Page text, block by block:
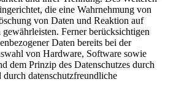
die eine Wahrnehmung von
von Daten und Reaktion auf
Ferner berücksichtigen
Daten bereits bei der
von Hardware, Software sowie
dem Prinzip des Datenschutzes durch
datenschutzfreundliche